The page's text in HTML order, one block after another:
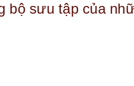
bộ sưu tập của